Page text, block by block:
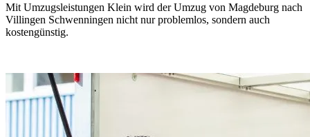
Mit Umzugsleistungen Klein wird der Umzug von Magdeburg nach
Villingen Schwenningen⁠ nicht nur problemlos, sondern auch
kostengünstig.